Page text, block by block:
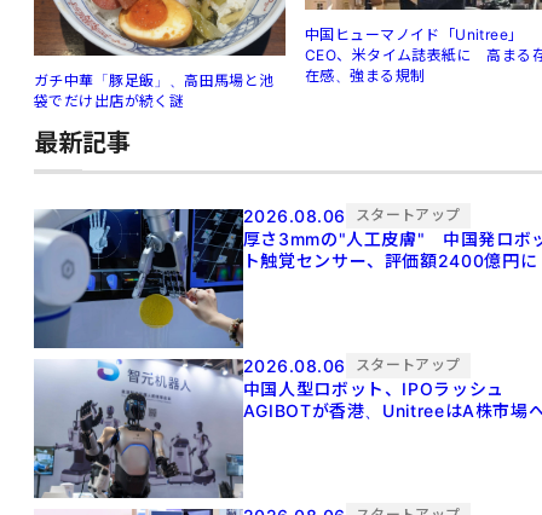
ガチ中華「豚足飯」、高田馬場と池
袋でだけ出店が続く謎
中国ヒューマノイド「Unitree」
CEO、米タイム誌表紙に 高まる
在感、強まる規制
最新記事
2026.08.06 スタートアップ
厚さ3mmの"人工皮膚" 中国発ロボ
ト触覚センサー、評価額2400億円に
2026.08.06 スタートアップ
中国人型ロボット、IPOラッシュ
AGIBOTが香港、UnitreeはA株市場